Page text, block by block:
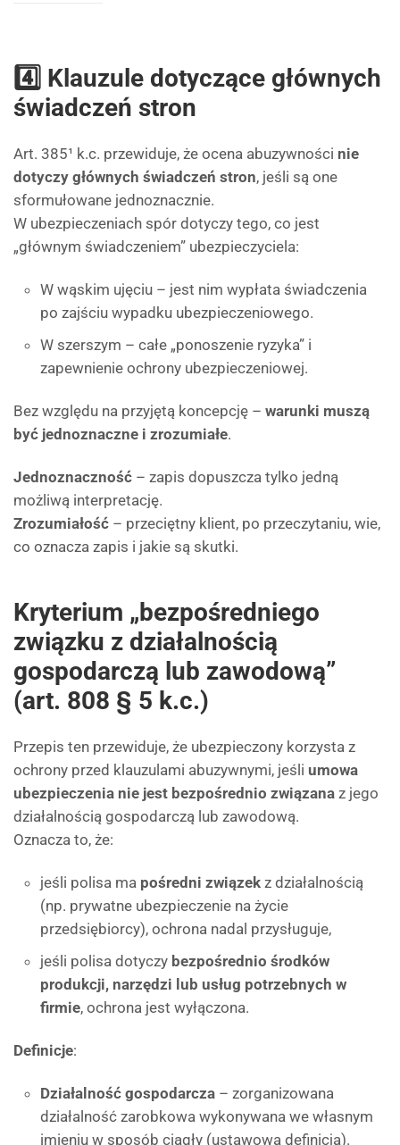
4️⃣ Klauzule dotyczące głównych
świadczeń stron
Art. 385¹ k.c. przewiduje, że ocena abuzywności nie
dotyczy głównych świadczeń stron, jeśli są one
sformułowane jednoznacznie.
W ubezpieczeniach spór dotyczy tego, co jest
„głównym świadczeniem” ubezpieczyciela:
W wąskim ujęciu – jest nim wypłata świadczenia
po zajściu wypadku ubezpieczeniowego.
W szerszym – całe „ponoszenie ryzyka” i
zapewnienie ochrony ubezpieczeniowej.
Bez względu na przyjętą koncepcję – warunki muszą
być jednoznaczne i zrozumiałe.
Jednoznaczność – zapis dopuszcza tylko jedną
możliwą interpretację.
Zrozumiałość – przeciętny klient, po przeczytaniu, wie,
co oznacza zapis i jakie są skutki.
Kryterium „bezpośredniego
związku z działalnością
gospodarczą lub zawodową”
(art. 808 § 5 k.c.)
Przepis ten przewiduje, że ubezpieczony korzysta z
ochrony przed klauzulami abuzywnymi, jeśli umowa
ubezpieczenia nie jest bezpośrednio związana z jego
działalnością gospodarczą lub zawodową.
Oznacza to, że:
jeśli polisa ma pośredni związek z działalnością
(np. prywatne ubezpieczenie na życie
przedsiębiorcy), ochrona nadal przysługuje,
jeśli polisa dotyczy bezpośrednio środków
produkcji, narzędzi lub usług potrzebnych w
firmie, ochrona jest wyłączona.
Definicje:
Działalność gospodarcza – zorganizowana
działalność zarobkowa wykonywana we własnym
imieniu w sposób ciągły (ustawowa definicja).